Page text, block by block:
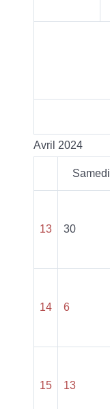
Avril 2024
Samedi
13 30
14 6
15 13